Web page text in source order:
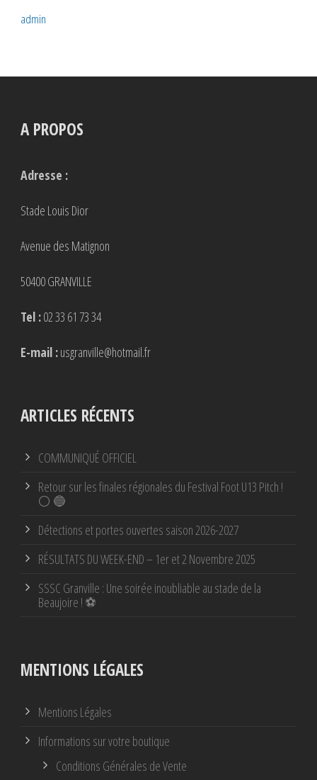
admin
A PROPOS
Adresse :
Stade Louis Dior
Avenue des Matignon
50400 GRANVILLE
Tel :02 33 61 73 34
E-mail :usgranville@hotmail.fr
ARTICLES RÉCENTS
COMMUNIQUÉ OFFICIEL
Retour sur les finales régionales du Festival Foot U13 Pitch !
⚪ 🔵
Détections et portes ouvertes saison 2026-2027
RÉSULTATS DU WEEK-END – 1er et 2 Novembre 2025
SSSC Granville : Une soirée inoubliable au stade de la
Beaujoire ! ⚽
MENTIONS LÉGALES
Mentions Légales
Informations sur votre boutique
Conditions Générales de Vente